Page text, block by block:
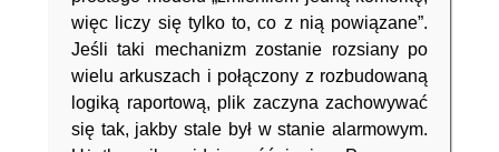
więc liczy się tylko to, co z nią powiązane”.
Jeśli taki mechanizm zostanie rozsiany po
wielu arkuszach i połączony z rozbudowaną
logiką raportową, plik zaczyna zachowywać
się tak, jakby stale był w stanie alarmowym.